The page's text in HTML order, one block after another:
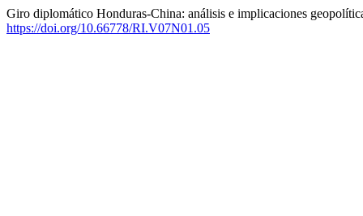
Giro diplomático Honduras-China: análisis e implicaciones
https://doi.org/10.66778/RI.V07N01.05